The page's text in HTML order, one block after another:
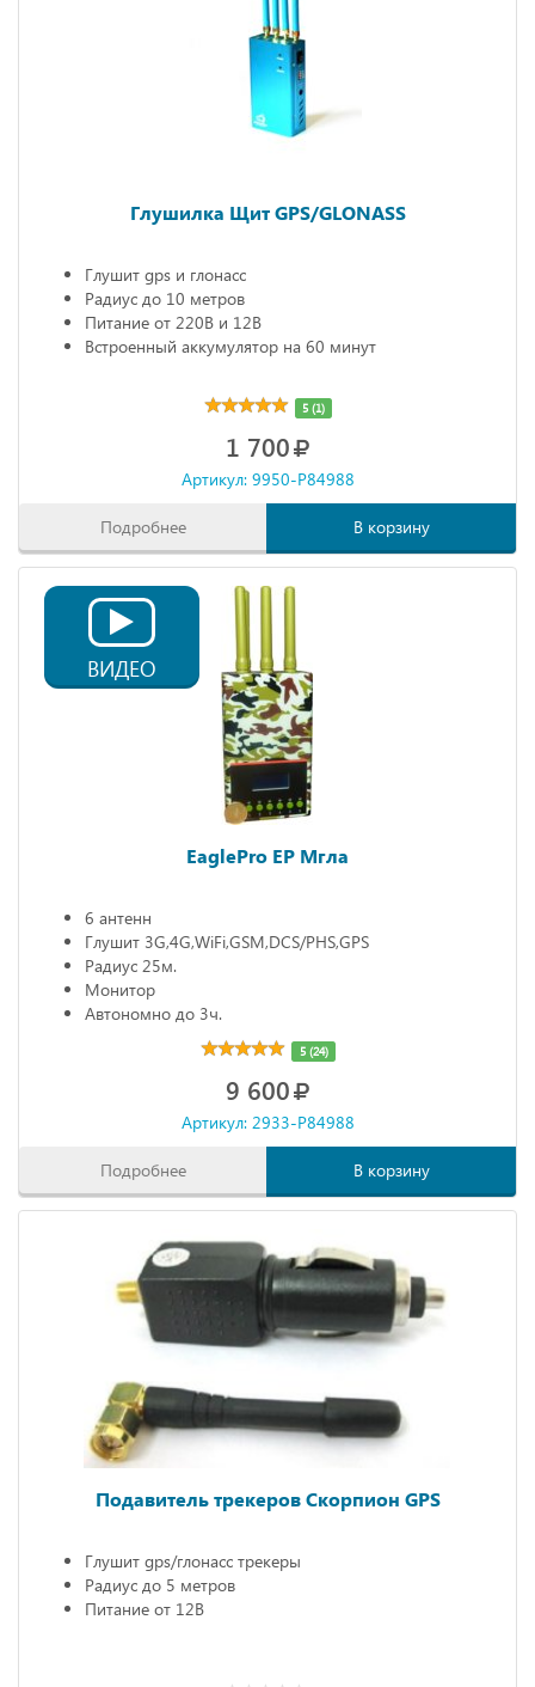
Глушилка Щит GPS/GLONASS
Глушит gps и глонасс
Радиус до 10 метров
Питание от 220В и 12В
Встроенный аккумулятор на 60 минут
5 (1)
1 700
Артикул: 9950-P84988
Подробнее В корзину
ВИДЕО
EaglePro EP Мгла
6 антенн
Глушит 3G,4G,WiFi,GSM,DCS/PHS,GPS
Радиус 25м.
Монитор
Автономно до 3ч.
5 (24)
9 600
Артикул: 2933-P84988
Подробнее В корзину
Подавитель трекеров Скорпион GPS
Глушит gps/глонасс трекеры
Радиус до 5 метров
Питание от 12В